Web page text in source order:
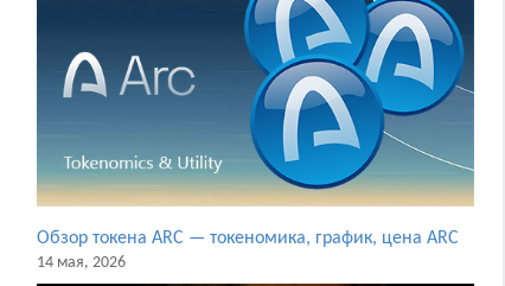
Обзор токена ARC — токеномика, график, цена ARC
14 мая, 2026